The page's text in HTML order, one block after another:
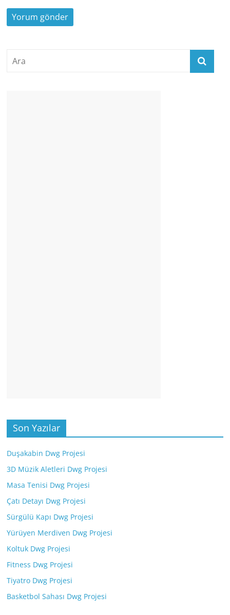
Son Yazılar
Duşakabin Dwg Projesi
3D Müzik Aletleri Dwg Projesi
Masa Tenisi Dwg Projesi
Çatı Detayı Dwg Projesi
Sürgülü Kapı Dwg Projesi
Yürüyen Merdiven Dwg Projesi
Koltuk Dwg Projesi
Fitness Dwg Projesi
Tiyatro Dwg Projesi
Basketbol Sahası Dwg Projesi